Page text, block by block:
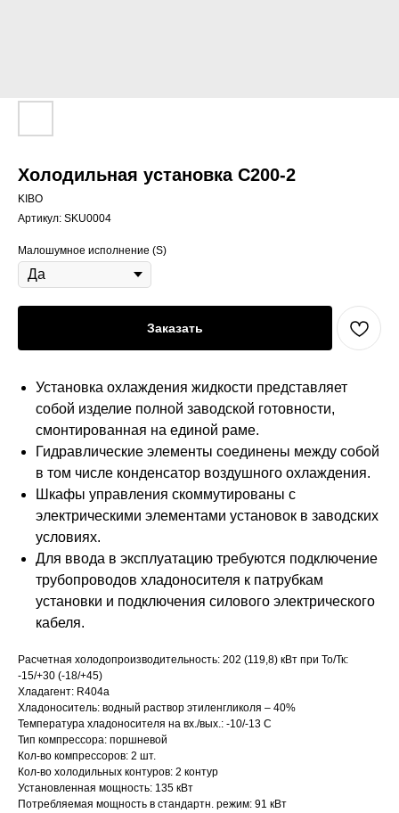
Холодильная установка С200-2
KIBO
Артикул: SKU0004
Малошумное исполнение (S)
Заказать
Установка охлаждения жидкости представляет
собой изделие полной заводской готовности,
смонтированная на единой раме.
Гидравлические элементы соединены между собой
в том числе конденсатор воздушного охлаждения.
Шкафы управления скоммутированы с
электрическими элементами установок в заводских
условиях.
Для ввода в эксплуатацию требуются подключение
трубопроводов хладоносителя к патрубкам
установки и подключения силового электрического
кабеля.
Расчетная холодопроизводительность: 202 (119,8) кВт при То/Тк:
-15/+30 (-18/+45)
Хладагент: R404a
Хладоноситель: водный раствор этиленгликоля – 40%
Температура хладоносителя на вх./вых.: -10/-13 С
Тип компрессора: поршневой
Кол-во компрессоров: 2 шт.
Кол-во холодильных контуров: 2 контур
Установленная мощность: 135 кВт
Потребляемая мощность в стандартн. режим: 91 кВт